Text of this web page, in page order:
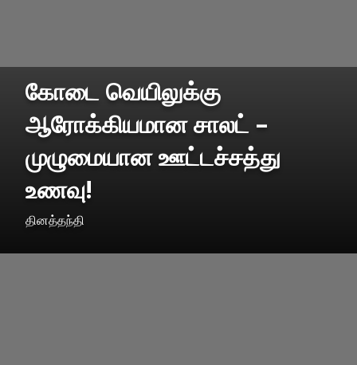
கோடை வெயிலுக்கு
ஆரோக்கியமான சாலட் –
முழுமையான ஊட்டச்சத்து
உணவு!
தினத்தந்தி